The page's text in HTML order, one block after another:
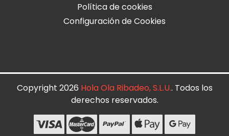
Política de cookies
Configuración de Cookies
Copyright 2026 Hola Ola Ribadeo, S.L.U.. Todos los
derechos reservados.